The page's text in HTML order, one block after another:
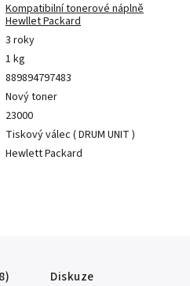
Kompatibilní tonerové náplně
Hewllet Packard
3 roky
1 kg
889894797483
Nový toner
23000
Tiskový válec ( DRUM UNIT )
Hewlett Packard
Diskuze